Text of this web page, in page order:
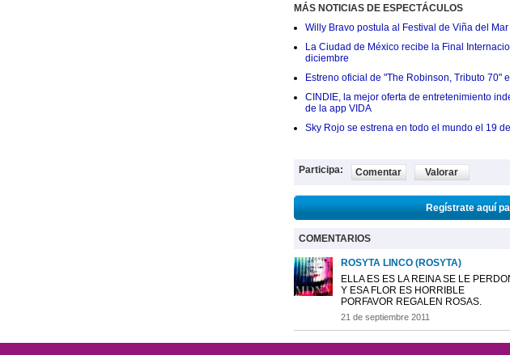
MÁS NOTICIAS DE ESPECTÁCULOS
Willy Bravo postula al Festival de Viña del
La Ciudad de México recibe la Final
diciembre
Estreno oficial de "The Robinson, Tributo 70"
CINDIE, la mejor oferta de entretenimiento
de la app VIDA
Sky Rojo se estrena en todo el mundo el 19
Participa: Comentar Valorar
Regístrate aquí
COMENTARIOS
ROSYTA LINCO (ROSYTA)
ELLA ES ES LA REINA SE LE
Y ESA FLOR ES HORRIBLE
PORFAVOR REGALEN ROSAS.
21 de septiembre 2011